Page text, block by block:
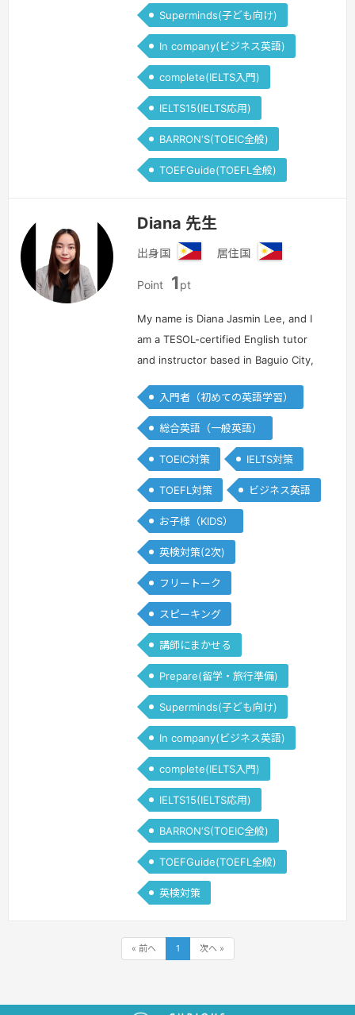
Superminds(子ども向け)
In company(ビジネス英語)
complete(IELTS入門)
IELTS15(IELTS応用)
BARRON‘S(TOEIC全般)
TOEFGuide(TOEFL全般)
Diana 先生
出身国
ィ
ピ
ン
居住国
ピ
ン
Point 1pt
My name is Diana Jasmin Lee, and I
am a TESOL-certified English tutor
and instructor based in Baguio City,
experience in teaching English as a
second language (ES…続きを見る »
入門者（初めての英語学習）
総合英語（一般英語）
TOEIC対策 IELTS対策
TOEFL対策 ビジネス英語
お子様（KIDS）
英検対策(2次)
フリートーク
スピーキング
講師にまかせる
Prepare(留学・旅行準備)
Superminds(子ども向け)
In company(ビジネス英語)
complete(IELTS入門)
IELTS15(IELTS応用)
BARRON‘S(TOEIC全般)
TOEFGuide(TOEFL全般)
英検対策
« 前へ 1 次へ »